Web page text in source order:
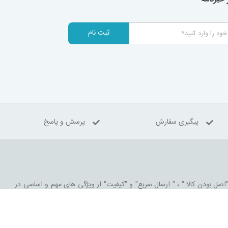
ثبت نام
پیگیری سفارش پرسش و پاسخ
"اصل بودن کالا " ، " ارسال سریع" و "کیفیت" از ویژگی های مهم و اساسی در